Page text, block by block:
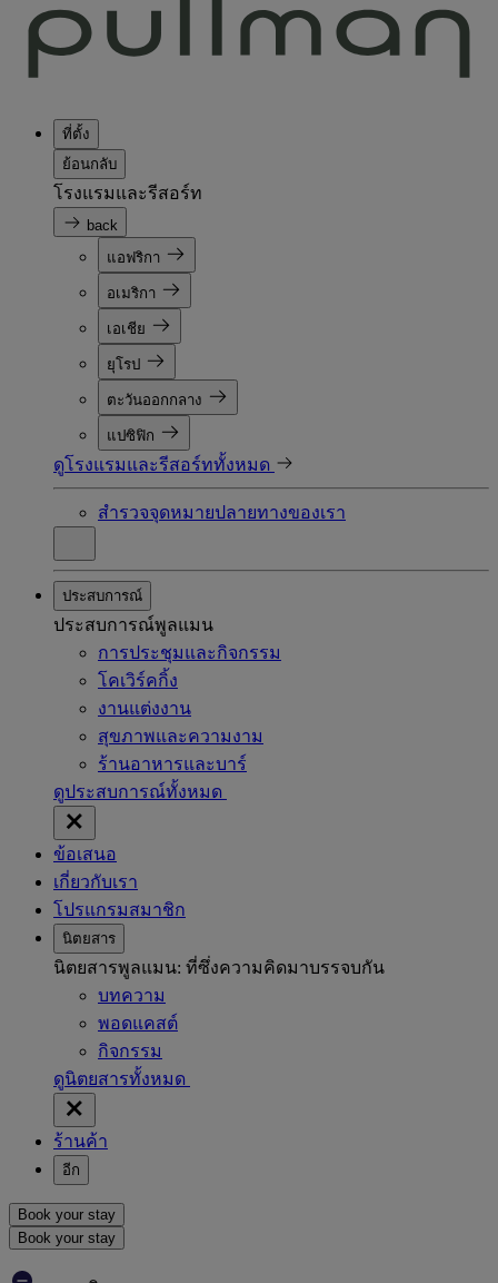
ที่ตั้ง
ย้อนกลับ
โรงแรมและรีสอร์ท
back
แอฟริกา
อเมริกา
เอเชีย
ยุโรป
ตะวันออกกลาง
แปซิฟิก
ดูโรงแรมและรีสอร์ททั้งหมด
สำรวจจุดหมายปลายทางของเรา
ประสบการณ์
ประสบการณ์พูลแมน
การประชุมและกิจกรรม
โคเวิร์คกิ้ง
งานแต่งงาน
สุขภาพและความงาม
ร้านอาหารและบาร์
ดูประสบการณ์ทั้งหมด
ข้อเสนอ
เกี่ยวกับเรา
โปรแกรมสมาชิก
นิตยสาร
นิตยสารพูลแมน: ที่ซึ่งความคิดมาบรรจบกัน
บทความ
พอดแคสต์
กิจกรรม
ดูนิตยสารทั้งหมด
ร้านค้า
อีก
Book your stay
Book your stay